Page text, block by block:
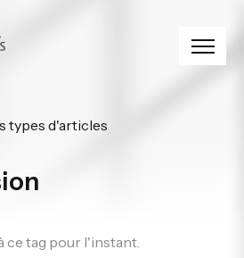
types d'articles
ce tag pour l'instant.